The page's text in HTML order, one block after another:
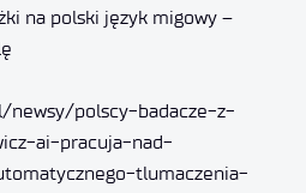
na polski język migowy –
newsy/polscy-badacze-z-
ai-pracuja-nad-
tlumaczenia-